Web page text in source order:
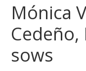
Mónica
Cedeño,
sows